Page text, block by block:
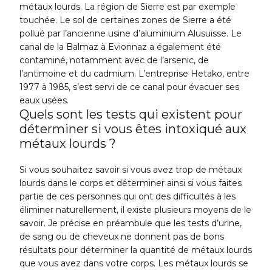
métaux lourds. La région de Sierre est par exemple
touchée. Le sol de certaines zones de Sierre a été
pollué par l’ancienne usine d’aluminium Alusuisse. Le
canal de la Balmaz à Evionnaz a également été
contaminé, notamment avec de l’arsenic, de
l’antimoine et du cadmium. L’entreprise Hetako, entre
1977 à 1985, s’est servi de ce canal pour évacuer ses
eaux usées.
Quels sont les tests qui existent pour
déterminer si vous êtes intoxiqué aux
métaux lourds ?
Si vous souhaitez savoir si vous avez trop de métaux
lourds dans le corps et déterminer ainsi si vous faites
partie de ces personnes qui ont des difficultés à les
éliminer naturellement, il existe plusieurs moyens de le
savoir. Je précise en préambule que les tests d’urine,
de sang ou de cheveux ne donnent pas de bons
résultats pour déterminer la quantité de métaux lourds
que vous avez dans votre corps. Les métaux lourds se